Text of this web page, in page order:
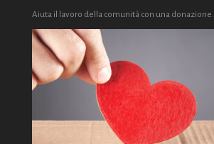
Aiuta il lavoro della comunità con una donazione.